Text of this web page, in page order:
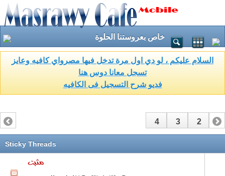
خاص بعروستنا الحلوة
السلام عليكم ، لو دي اول مرة تدخل فيها مصرواي كافيه وعايز
تسجل معانا دوس هنا
فديو شرح التسجيل فى الكافيه
1
2
3
4
Sticky Threads